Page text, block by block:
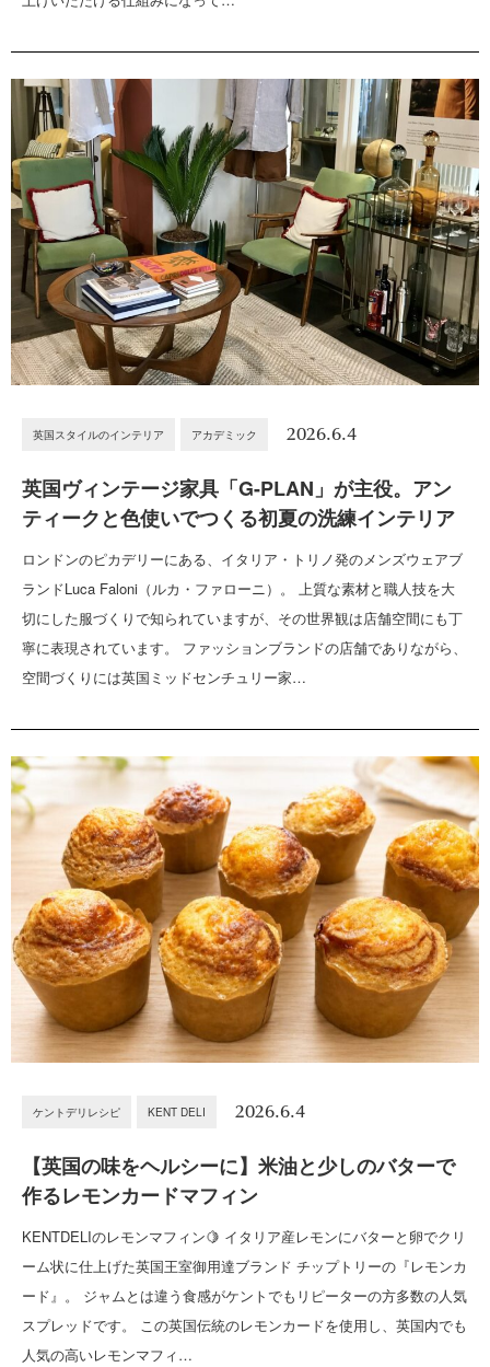
英国スタイルのインテリア アカデミック 2026.6.4
英国ヴィンテージ家具「G-PLAN」が主役。アン
ティークと色使いでつくる初夏の洗練インテリア
ロンドンのピカデリーにある、イタリア・トリノ発のメンズウェアブ
ランドLuca Faloni（ルカ・ファローニ）。 上質な素材と職人技を大
切にした服づくりで知られていますが、その世界観は店舗空間にも丁
寧に表現されています。 ファッションブランドの店舗でありながら、
空間づくりには英国ミッドセンチュリー家…
ケントデリレシピ KENT DELI 2026.6.4
【英国の味をヘルシーに】米油と少しのバターで
作るレモンカードマフィン
KENTDELIのレモンマフィン🍋 イタリア産レモンにバターと卵でクリ
ーム状に仕上げた英国王室御用達ブランド チップトリーの『レモンカ
ード』。 ジャムとは違う食感がケントでもリピーターの方多数の人気
スプレッドです。 この英国伝統のレモンカードを使用し、英国内でも
人気の高いレモンマフィ…